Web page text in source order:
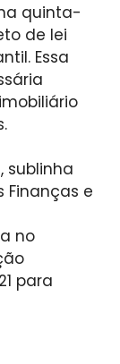
quinta-
de lei
Essa
sublinha
Finanças e
no
para